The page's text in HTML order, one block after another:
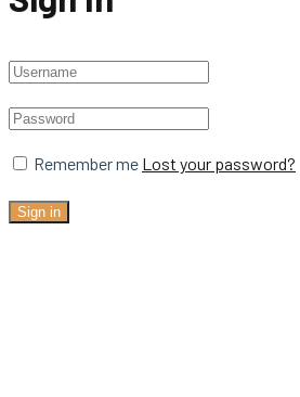
Remember me Lost your password?
Sign in